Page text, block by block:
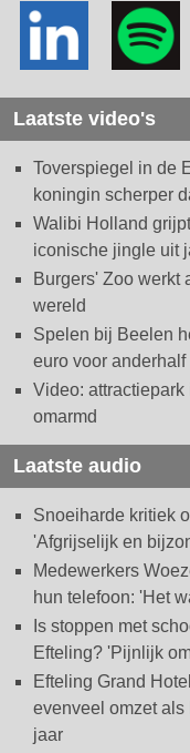
Laatste video's
Toverspiegel in de
koningin scherper
Walibi Holland
iconische jingle uit
Burgers' Zoo werkt
wereld
Spelen bij Beelen
euro voor
Video:
omarmd
Laatste audio
Snoeiharde kritiek
'Afgrijselijk en
Medewerkers
hun telefoon: 'Het
Is stoppen met
Efteling? 'Pijnlijk
Efteling Grand
evenveel omzet als
jaar